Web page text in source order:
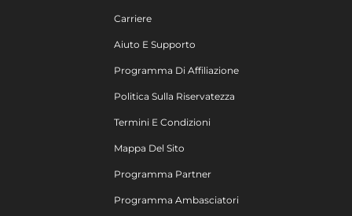
Carriere
Aiuto E Supporto
Programma Di Affiliazione
Politica Sulla Riservatezza
Termini E Condizioni
Mappa Del Sito
Programma Partner
Programma Ambasciatori